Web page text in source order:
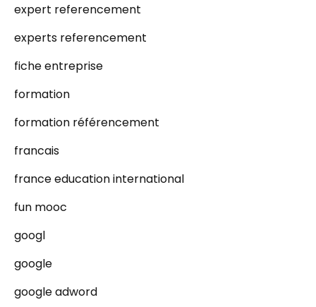
expert referencement
experts referencement
fiche entreprise
formation
formation référencement
francais
france education international
fun mooc
googl
google
google adword